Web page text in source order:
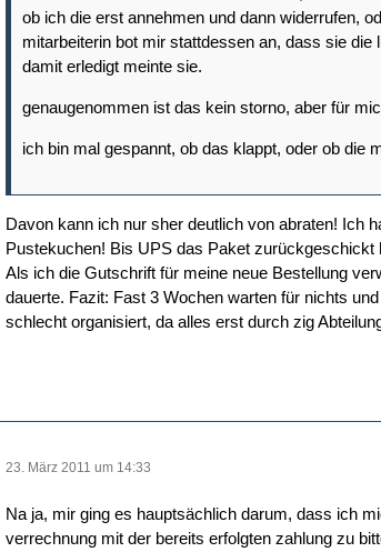
ob ich die erst annehmen und dann widerrufen,
mitarbeiterin bot mir stattdessen an, dass sie
damit erledigt meinte sie.
genaugenommen ist das kein storno, aber für
ich bin mal gespannt, ob das klappt, oder ob die
Davon kann ich nur sher deutlich von abraten! Ich
Pustekuchen! Bis UPS das Paket zurückgeschickt
Als ich die Gutschrift für meine neue Bestellung
dauerte. Fazit: Fast 3 Wochen warten für nichts
schlecht organisiert, da alles erst durch zig
23. März 2011 um 14:33
Na ja, mir ging es hauptsächlich darum, dass ich
verrechnung mit der bereits erfolgten zahlung zu